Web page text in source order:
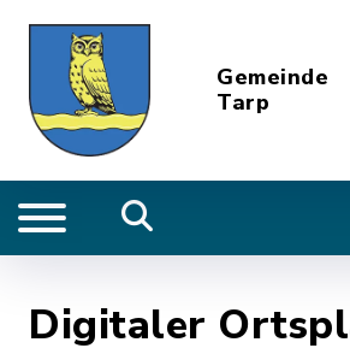
Gemeinde
Tarp
Digitaler